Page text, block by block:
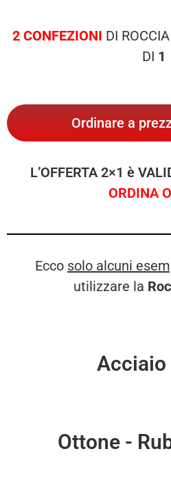
2 CONFEZIONI DI
DI 1
Ordinare a
L’OFFERTA 2×1 è
ORDINA
Ecco solo alcuni
utilizzare la
Acciaio
Ottone -